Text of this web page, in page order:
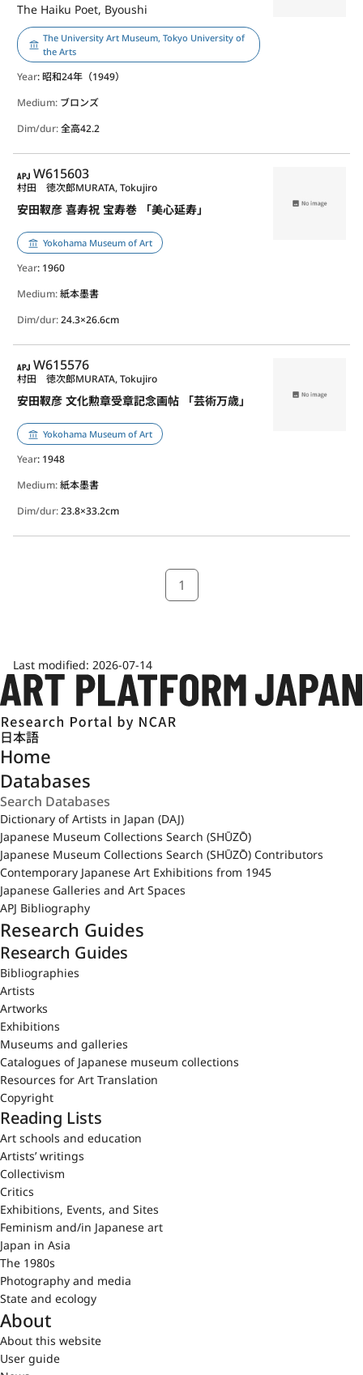
The Haiku Poet, Byoushi
The University Art Museum, Tokyo University of
the Arts
Year: 昭和24年（1949）
Medium: ブロンズ
Dim/dur:全高42.2
APJ
W615603
安田靫彦 喜寿祝 宝寿巻 「美心延寿」
村田 徳次郎MURATA, Tokujiro
Yokohama Museum of Art
Year: 1960
Medium:紙本墨書
Dim/dur:24.3×26.6cm
APJ
W615576
安田靫彦 文化勲章受章記念画帖 「芸術万歳」
村田 徳次郎MURATA, Tokujiro
Yokohama Museum of Art
Year: 1948
Medium:紙本墨書
Dim/dur:23.8×33.2cm
1
Last modified: 2026-07-14
日本語
Home
Databases
Dictionary of Artists in Japan (DAJ)
Japanese Museum Collections Search (SHŪZŌ)
Japanese Museum Collections Search (SHŪZŌ) Contributors
Contemporary Japanese Art Exhibitions from 1945
Japanese Galleries and Art Spaces
APJ Bibliography
Research Guides
Research Guides
Bibliographies
Artists
Artworks
Exhibitions
Museums and galleries
Catalogues of Japanese museum collections
Resources for Art Translation
Copyright
Reading Lists
Art schools and education
Artists’ writings
Collectivism
Critics
Exhibitions, Events, and Sites
Feminism and/in Japanese art
Japan in Asia
The 1980s
Photography and media
State and ecology
About
About this website
User guide